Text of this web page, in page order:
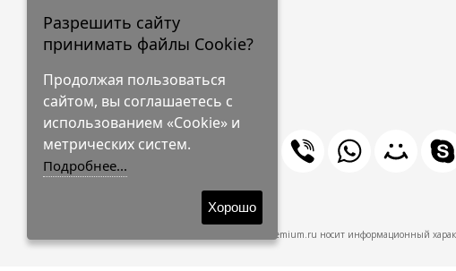
круглосуточно.
© 2009-2026 Shaik-Premium
Shaik-Premium.ru носит информационный
Разрешить сайту
принимать файлы Cookie?
Продолжая пользоваться
сайтом, вы соглашаетесь с
использованием «Cookie» и
метрических систем.
Подробнее...
Хорошо